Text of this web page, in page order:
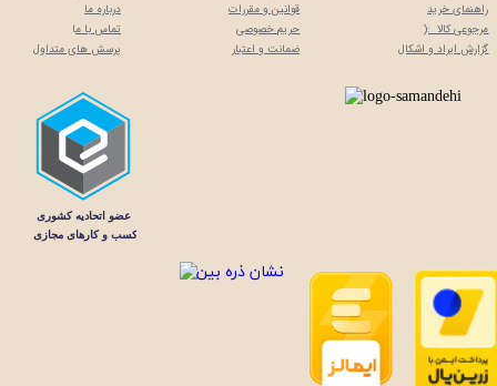
راهنمای خرید
مرجوعی کالا :(
گزارش ایراد و اشکال
قوانین و مقررات
حریم خصوصی
ضمانت و اعتبار
درباره ما
تماس با ما
پرسش های متداول